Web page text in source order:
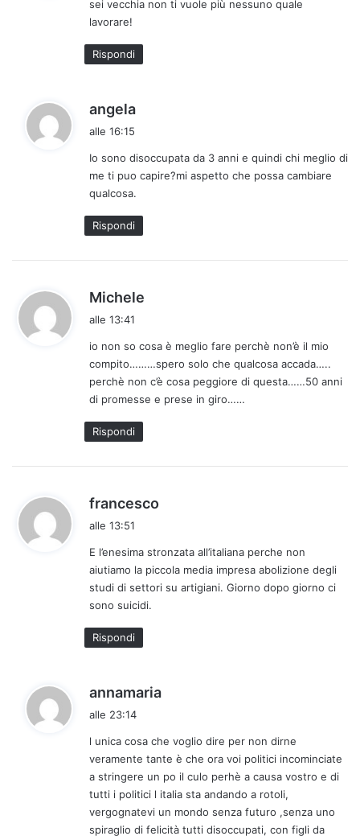
e
t
t
o
sei vecchia non ti vuole più nessuno quale
lavorare!
Rispondi
angela
e
o
:
alle 16:15
Io sono disoccupata da 3 anni e quindi chi meglio di
me ti puo capire?mi aspetto che possa cambiare
qualcosa.
Rispondi
Michele
e
t
t
o
alle 13:41
io non so cosa è meglio fare perchè non’è il mio
compito………spero solo che qualcosa accada…..
perchè non c’è cosa peggiore di questa……50 anni
di promesse e prese in giro……
Rispondi
francesco
e
t
t
alle 13:51
E l’enesima stronzata all’italiana perche non
aiutiamo la piccola media impresa abolizione degli
studi di settori su artigiani. Giorno dopo giorno ci
sono suicidi.
Rispondi
annamaria
e
t
t
o
:
alle 23:14
l unica cosa che voglio dire per non dirne
veramente tante è che ora voi politici incominciate
a stringere un po il culo perhè a causa vostro e di
tutti i politici l italia sta andando a rotoli,
vergognatevi un mondo senza futuro ,senza uno
spiraglio di felicità tutti disoccupati, con figli da